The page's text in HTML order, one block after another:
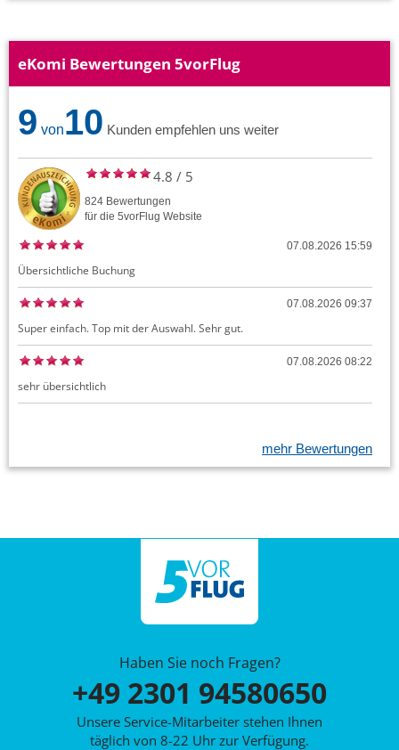
eKomi Bewertungen 5vorFlug
9 von10 Kunden empfehlen uns weiter
4.8 / 5
824 Bewertungen
für die 5vorFlug Website
07.08.2026 15:59
Übersichtliche Buchung
07.08.2026 09:37
Super einfach. Top mit der Auswahl. Sehr gut.
07.08.2026 08:22
sehr übersichtlich
mehr Bewertungen
Haben Sie noch Fragen?
+49 2301 94580650
Unsere Service-Mitarbeiter stehen Ihnen
täglich von 8-22 Uhr zur Verfügung.